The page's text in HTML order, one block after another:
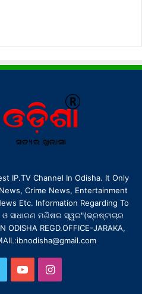
IP.TV Channel In Odisha. It Only
Crime News, Entertainment
Etc. Information Regarding To
ଓ ସାଧାରଣ ମଣିଷର ସ୍ୱର"(ଭ୍ରଷ୍ଟାଚାର
REGD.OFFICE-JARAKA,
TwitterYouTubeInstagram